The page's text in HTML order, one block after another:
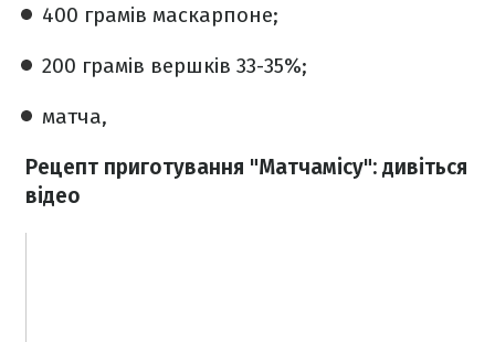
400 грамів маскарпоне;
200 грамів вершків 33-35%;
матча,
Рецепт приготування "Матчамісу": дивіться
відео